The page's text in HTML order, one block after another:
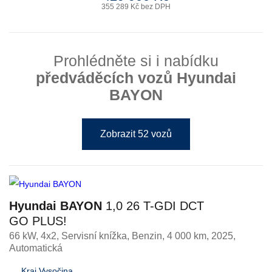
355 289 Kč bez DPH
Prohlédněte si i nabídku
předváděcích vozů Hyundai
BAYON
Zobrazit 52 vozů
Hyundai BAYON 1,0 26 T-GDI DCT
GO PLUS!
66 kW, 4x2, Servisní knížka, Benzin, 4 000 km, 2025,
Automatická